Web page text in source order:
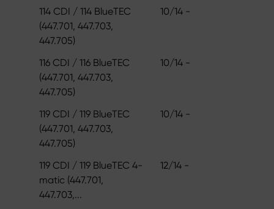
114 CDI / 114 BlueTEC
(447.701, 447.703,
447.705)
10/14 -
116 CDI / 116 BlueTEC
(447.701, 447.703,
447.705)
10/14 -
119 CDI / 119 BlueTEC
(447.701, 447.703,
447.705)
10/14 -
119 CDI / 119 BlueTEC 4-
matic (447.701,
447.703,...
12/14 -